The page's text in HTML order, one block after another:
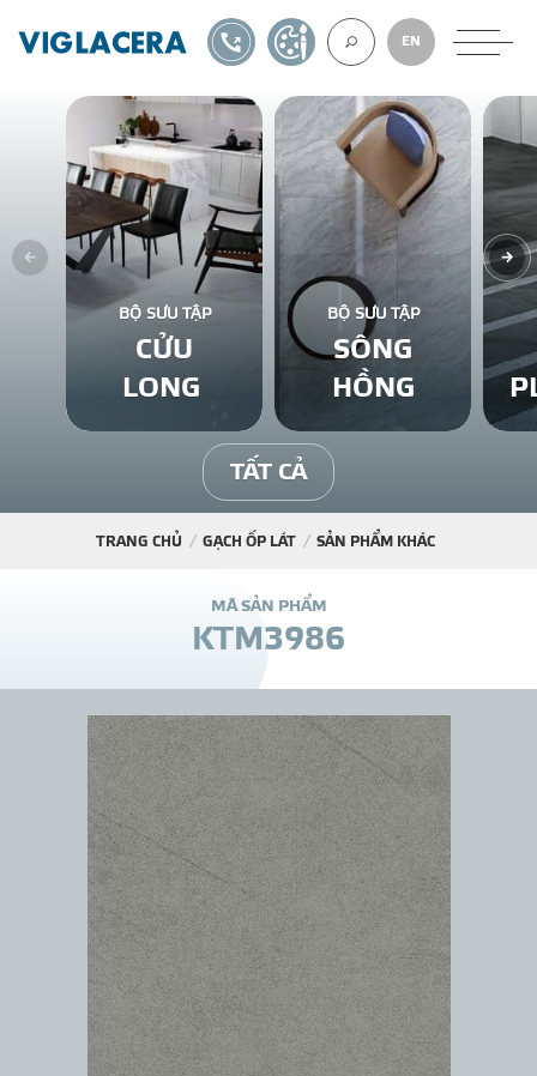
VỀ CHÚNG
GẠCH ỐP LÁT
BÊ TÔNG KHÍ
NGÓI LỢP
THƯ
TIN SỰ KIỆN
TIN CHUYÊN MÔN
LIÊN HỆ - TƯ
EN
1900561582TỰ THIẾT KẾ
BỘ SƯU TẬP
CỬU
LONG
BỘ SƯU TẬP
SÔNG
HỒNG
TẤT CẢ
TRANG CHỦ GẠCH ỐP LÁT SẢN PHẨM KHÁC
MÃ SẢN PHẨM
KTM3986